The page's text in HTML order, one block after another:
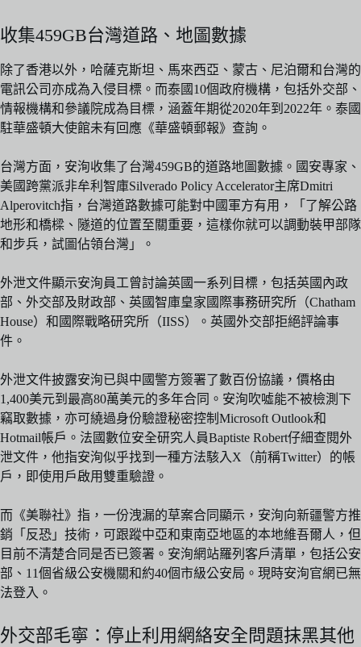
收集459GB台灣道路、地圖數據
除了香港以外，哈薩克斯坦、馬來西亞、蒙古、尼泊爾和台灣的
電訊公司亦成為入侵目標。而泰國10個政府機構，包括外交部、
情報機構和參議院成為目標，涵蓋年期從2020年到2022年。泰國
駐華盛頓大使館未有回應《華盛頓郵報》查詢。
台灣方面，安洵收集了台灣459GB的道路地圖數據。國安專家、
美國跨黨派非牟利智庫Silverado Policy Accelerator主席Dmitri
Alperovitch指，台灣道路數據可能對中國軍方有用，「了解公路
地形和橋樑、隧道的位置至關重要，這樣你就可以調動裝甲部隊
和步兵，試圖佔領台灣」。
外泄文件顯示安洵員工曾討論英國一系列目標，包括英國內政
部、外交部及財政部、英國智庫皇家國際事務研究所（Chatham
House）和國際戰略研究所（IISS）。英國外交部拒絕評論事
件。
外泄文件披露安洵已與中國警方簽署了數百份協議，價格由
1,400美元到最高80萬美元的多年合同。安洵吹噓能不被檢測下
竊取數據，亦可繞過身份驗證秘密控制Microsoft Outlook和
Hotmail帳戶。法國數位安全研究人員Baptiste Robert仔細查閱外
泄文件，他指安洵似乎找到一種方法駭入X（前稱Twitter）的帳
戶，即使用戶啟用雙重驗證。
而《美聯社》指，一份洩漏的草案合同顯示，安洵向新疆警方推
銷「反恐」技術，可跟蹤中亞和東南亞地區的本地維吾爾人，但
目前不清楚合同是否已簽署。安洵網站羅列客戶清單，包括公安
部、11個省級公安機關和約40個市級公安局。現時安洵官網已無
法登入。
外交部毛寧：停止利用網絡安全問題抹黑其他